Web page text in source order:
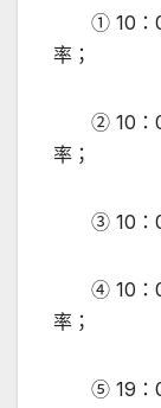
① 10：00
率；
② 10：00
率；
③ 10：00
④ 10：00
率；
⑤ 19：00